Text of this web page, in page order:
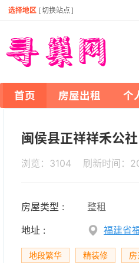
选择地区 [切换站点 ]
首页 房屋出租 个
闽侯县正祥祥禾公
浏览：3104 刷新时间：
房屋类型 :
整租
地址 :
福建省
地段繁华 精装修